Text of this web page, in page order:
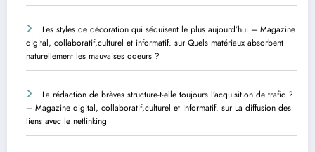
Les styles de décoration qui séduisent le plus aujourd’hui – Magazine
digital, collaboratif,culturel et informatif. sur Quels matériaux absorbent
naturellement les mauvaises odeurs ?
La rédaction de brèves structure-t-elle toujours l’acquisition de trafic ?
– Magazine digital, collaboratif,culturel et informatif. sur La diffusion des
liens avec le netlinking